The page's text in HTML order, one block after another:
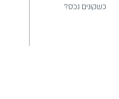
כשקונים נכס?